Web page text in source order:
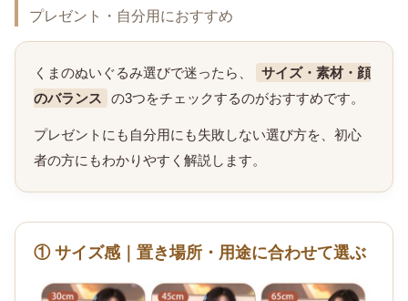
プレゼント・自分用におすすめ
くまのぬいぐるみ選びで迷ったら、
サイズ・素材・顔
のバランス
の3つをチェックするのがおすすめです。
プレゼントにも自分用にも失敗しない選び方を、初心
者の方にもわかりやすく解説します。
① サイズ感｜置き場所・用途に合わせて選ぶ